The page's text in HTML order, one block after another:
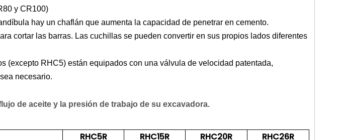
y CR100)
hay un chaflán que aumenta la capacidad de penetrar en cemento.
cortar las barras. Las cuchillas se pueden convertir en sus propios lados diferentes
(excepto RHC5) están equipados con una válvula de velocidad patentada,
necesario.
de aceite y la presión de trabajo de su excavadora.
RHC5R RHC15R RHC20R
RHC26R